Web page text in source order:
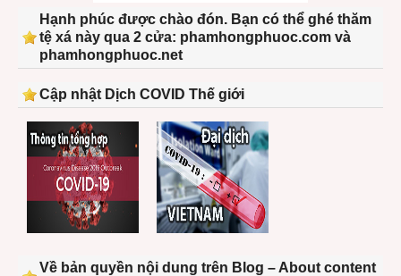
Hạnh phúc được chào đón. Bạn có thể ghé thăm
tệ xá này qua 2 cửa: phamhongphuoc.com và
phamhongphuoc.net
Cập nhật Dịch COVID Thế giới
Về bản quyền nội dung trên Blog – About content